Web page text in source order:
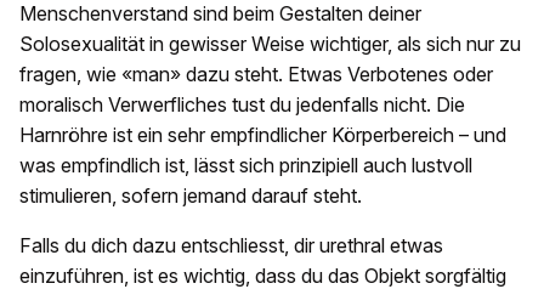
Menschenverstand sind beim Gestalten deiner
Solosexualität in gewisser Weise wichtiger, als sich nur zu
fragen, wie «man» dazu steht. Etwas Verbotenes oder
moralisch Verwerfliches tust du jedenfalls nicht. Die
Harnröhre ist ein sehr empfindlicher Körperbereich – und
was empfindlich ist, lässt sich prinzipiell auch lustvoll
stimulieren, sofern jemand darauf steht.
Falls du dich dazu entschliesst, dir urethral etwas
einzuführen, ist es wichtig, dass du das Objekt sorgfältig